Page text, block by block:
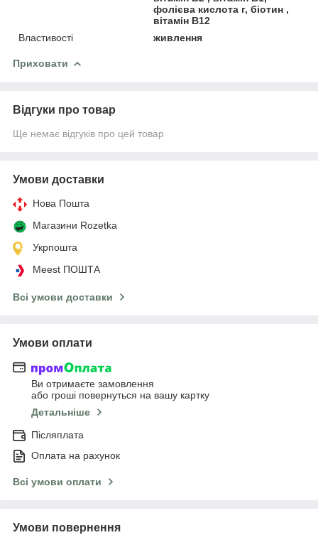
фолієва кислота г, біотин ,
вітамін В12
Властивості
живлення
Приховати
Відгуки про товар
Ще немає відгуків про цей товар
Умови доставки
Нова Пошта
Магазини Rozetka
Укрпошта
Meest ПОШТА
Всі умови доставки
Умови оплати
Ви отримаєте замовлення
або гроші повернуться на вашу картку
Детальніше
Післяплата
Оплата на рахунок
Всі умови оплати
Умови повернення